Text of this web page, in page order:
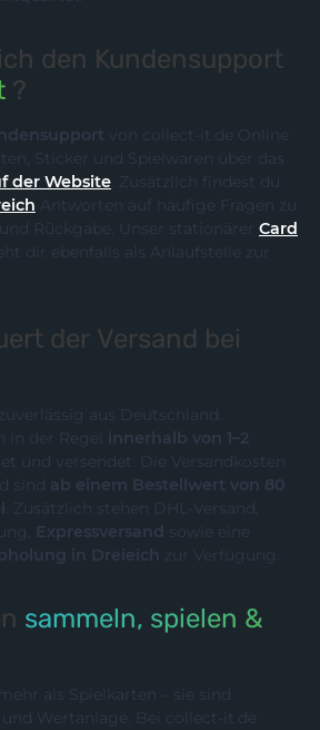
den Kundensupport
?
von collect-it.de Online
Shop für Sammelkarten, Sticker und Spielwaren über das
der Website. Zusätzlich findest du
Antworten auf häufige Fragen zu
Rückgabe. Unser stationärer Card
dir ebenfalls als Anlaufstelle zur
der Versand bei
aus Deutschland.
in der Regel innerhalb von 1–2
und versendet. Die Versandkosten
sind ab einem Bestellwert von 80
. Zusätzlich stehen DHL-Versand,
Expressversand sowie eine
in Dreieich zur Verfügung.
sammeln, spielen &
als Spielkarten – sie sind
Wertanlage. Bei collect-it.de